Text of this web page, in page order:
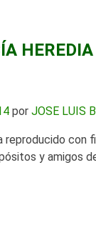
por JOSE LUIS
reproducido con
y amigos